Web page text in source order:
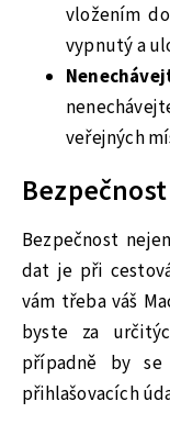
vložením
vypnutý a
veřejných
Bezpečnost
Bezpečnost
dat je při
vám třeba váš
byste za
případně by se
přihlašovacích